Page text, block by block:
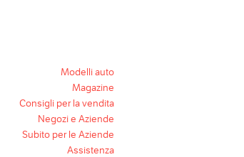
Modelli auto
Magazine
Consigli per la vendita
Negozi e Aziende
Subito per le Aziende
Assistenza